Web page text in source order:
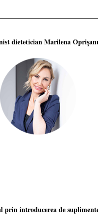
dietetician Marilena
introducerea de